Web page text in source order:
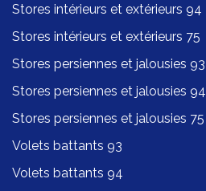
Stores intérieurs et extérieurs 94
Stores intérieurs et extérieurs 75
Stores persiennes et jalousies 93
Stores persiennes et jalousies 94
Stores persiennes et jalousies 75
Volets battants 93
Volets battants 94